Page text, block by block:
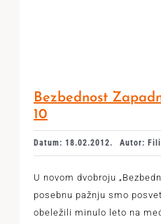
Bezbednost
10
Datum: 18.02.2012. Autor:
U novom dvobroju
posebnu pažnju smo
obeležili minulo leto na